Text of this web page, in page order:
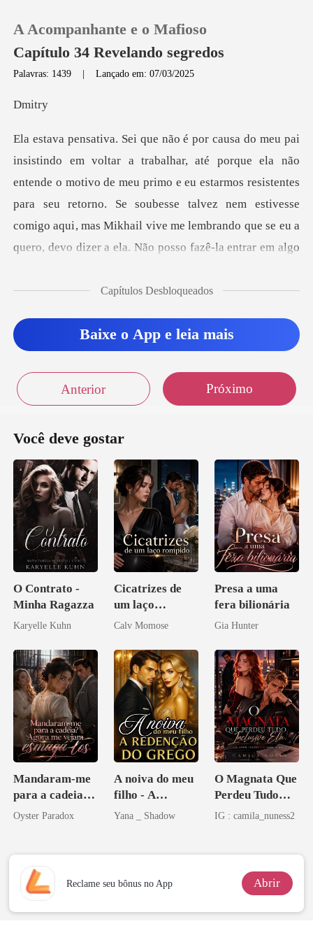
Loja
Histórico
Sair
A Acompanhante e o Mafioso
Capítulo 34 Revelando segredos
Palavras: 1439 |Lançado em: 07/03/2025
it
nde o motivo de meu primo e eu estarmos resistentes
para seu retorno. Se soubesse talvez nem estivesse
comigo aqui
Capítulos Desbloqueados
Baixe o App e leia mais
Anterior Próximo
Você deve gostar
O Contrato -
Minha Ragazza
Karyelle Kuhn
Cicatrizes de
um laço
rompido
Calv Momose
Presa a uma
fera bilionária
Gia Hunter
Mandaram-me
para a cadeia?
Agora me
Oyster Paradox
A noiva do meu
filho - A
Redenção do
Yana _ Shadow
O Magnata Que
Perdeu Tudo
Inclusive Ela
IG : camila_nuness2
Reclame seu bônus no App Abrir